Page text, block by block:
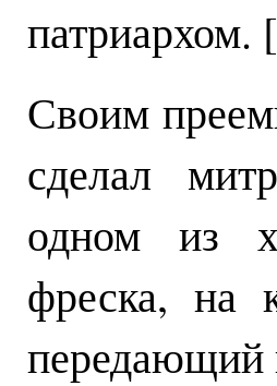
патриархом.
Своим
сделал
одном из
фреска, на
передающий